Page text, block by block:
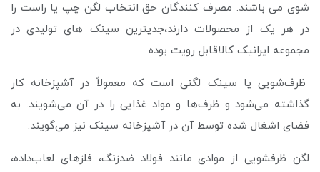
شوی می باشند. مصرف کنندگان حق انتخاب لگن چپ یا راست را
در هر یک از محصولات دارند،جدیترین سینک های تولیدی در
مجموعه ایرانیک کالاقابل رویت بوده
ظرف‌شویی یا سینک لگنی است که معمولاً در آشپزخانه کار
گذاشته می‌شود و ظرف‌ها و مواد غذایی را در آن می‌شویند. به
فضای اشغال شده توسط آن در آشپزخانه سینک نیز می‌گویند.
لگن ظرفشویی از موادی مانند فولاد ضدزنگ، فلزهای لعاب‌داده،